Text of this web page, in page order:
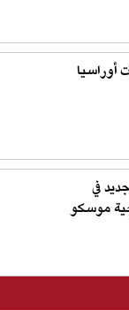
أوراسيا
في
موسكو